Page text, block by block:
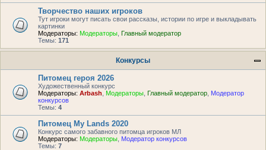
Творчество наших игроков
Тут игроки могут писать свои рассказы, истории по игре и выкладывать
картинки
Модераторы: Модераторы Главный модератор
Темы: 171
Конкурсы
Питомец героя 2026
Художественный конкурс
Модераторы: Arbash Модераторы Главный модератор Модератор
конкурсов
Темы: 4
Питомец My Lands 2020
Конкурс самого забавного питомца игроков МЛ
Модераторы: Модераторы Модератор конкурсов
Темы: 7